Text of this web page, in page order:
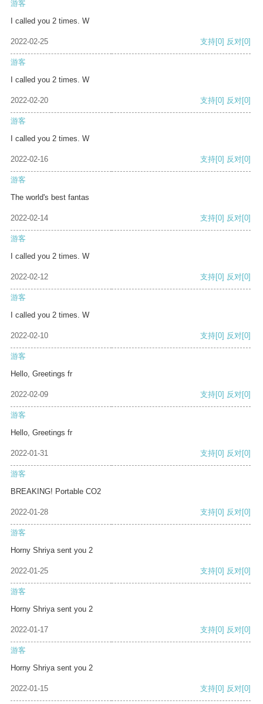
游客
I called you 2 times. W
2022-02-25 支持[0] 反对[0]
游客
I called you 2 times. W
2022-02-20 支持[0] 反对[0]
游客
I called you 2 times. W
2022-02-16 支持[0] 反对[0]
游客
The world's best fantas
2022-02-14 支持[0] 反对[0]
游客
I called you 2 times. W
2022-02-12 支持[0] 反对[0]
游客
I called you 2 times. W
2022-02-10 支持[0] 反对[0]
游客
Hello, Greetings fr
2022-02-09 支持[0] 反对[0]
游客
Hello, Greetings fr
2022-01-31 支持[0] 反对[0]
游客
BREAKING! Portable CO2
2022-01-28 支持[0] 反对[0]
游客
Horny Shriya sent you 2
2022-01-25 支持[0] 反对[0]
游客
Horny Shriya sent you 2
2022-01-17 支持[0] 反对[0]
游客
Horny Shriya sent you 2
2022-01-15 支持[0] 反对[0]